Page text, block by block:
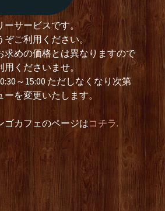
ーサービスです。
ぞご利用ください。
めの価格とは異なりますので
くださいませ。
～15:00 ただしなくなり次第
を変更いたします。
ゴカフェのページはコチラ.